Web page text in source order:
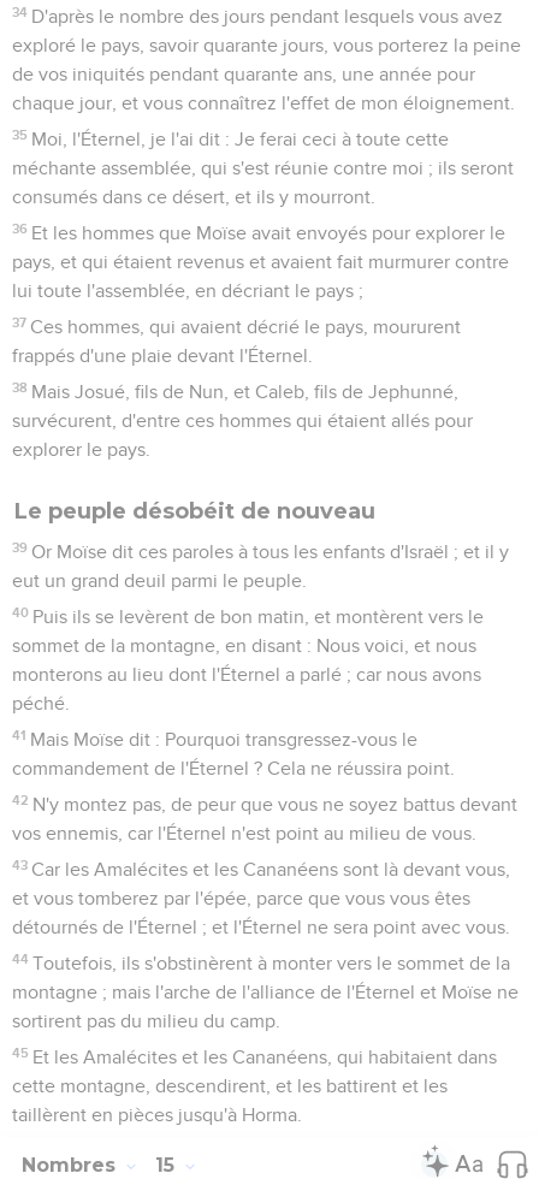
34 D'après le nombre des jours pendant lesquels vous avez
exploré le pays, savoir quarante jours, vous porterez la peine
de vos iniquités pendant quarante ans, une année pour
chaque jour, et vous connaîtrez l'effet de mon éloignement.
35 Moi, l'Éternel, je l'ai dit : Je ferai ceci à toute cette
méchante assemblée, qui s'est réunie contre moi ; ils seront
consumés dans ce désert, et ils y mourront.
36 Et les hommes que Moïse avait envoyés pour explorer le
pays, et qui étaient revenus et avaient fait murmurer contre
lui toute l'assemblée, en décriant le pays ;
37 Ces hommes, qui avaient décrié le pays, moururent
frappés d'une plaie devant l'Éternel.
38 Mais Josué, fils de Nun, et Caleb, fils de Jephunné,
survécurent, d'entre ces hommes qui étaient allés pour
explorer le pays.
Le peuple désobéit de nouveau
39 Or Moïse dit ces paroles à tous les enfants d'Israël ; et il y
eut un grand deuil parmi le peuple.
40 Puis ils se levèrent de bon matin, et montèrent vers le
sommet de la montagne, en disant : Nous voici, et nous
monterons au lieu dont l'Éternel a parlé ; car nous avons
péché.
41 Mais Moïse dit : Pourquoi transgressez-vous le
commandement de l'Éternel ? Cela ne réussira point.
42 N'y montez pas, de peur que vous ne soyez battus devant
vos ennemis, car l'Éternel n'est point au milieu de vous.
43 Car les Amalécites et les Cananéens sont là devant vous,
et vous tomberez par l'épée, parce que vous vous êtes
détournés de l'Éternel ; et l'Éternel ne sera point avec vous.
44 Toutefois, ils s'obstinèrent à monter vers le sommet de la
montagne ; mais l'arche de l'alliance de l'Éternel et Moïse ne
sortirent pas du milieu du camp.
45 Et les Amalécites et les Cananéens, qui habitaient dans
cette montagne, descendirent, et les battirent et les
taillèrent en pièces jusqu'à Horma.
Nombres 15